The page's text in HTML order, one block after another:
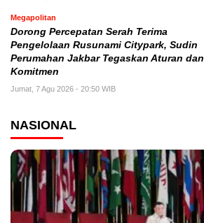
Megapolitan
Dorong Percepatan Serah Terima
Pengelolaan Rusunami Citypark, Sudin
Perumahan Jakbar Tegaskan Aturan dan
Komitmen
Jumat, 7 Agu 2026 - 20:50 WIB
NASIONAL